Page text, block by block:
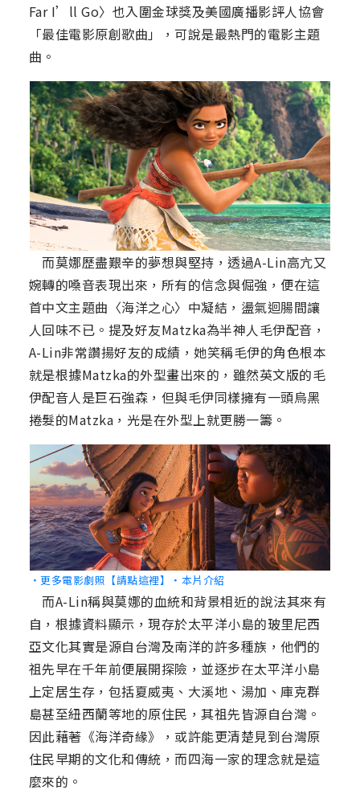
Far I’ll Go〉也入圍金球獎及美國廣播影評人協會
「最佳電影原創歌曲」，可說是最熱門的電影主題
曲。
而莫娜歷盡艱辛的夢想與堅持，透過A-Lin高亢又
婉轉的嗓音表現出來，所有的信念與倔強，便在這
首中文主題曲〈海洋之心〉中凝結，盪氣迴腸間讓
人回味不已。提及好友Matzka為半神人毛伊配音，
A-Lin非常讚揚好友的成績，她笑稱毛伊的角色根本
就是根據Matzka的外型畫出來的，雖然英文版的毛
伊配音人是巨石強森，但與毛伊同樣擁有一頭烏黑
捲髮的Matzka，光是在外型上就更勝一籌。
‧更多電影劇照【請點這裡】 ‧本片介紹
而A-Lin稱與莫娜的血統和背景相近的說法其來有
自，根據資料顯示，現存於太平洋小島的玻里尼西
亞文化其實是源自台灣及南洋的許多種族，他們的
祖先早在千年前便展開探險，並逐步在太平洋小島
上定居生存，包括夏威夷、大溪地、湯加、庫克群
島甚至紐西蘭等地的原住民，其祖先皆源自台灣。
因此藉著《海洋奇緣》，或許能更清楚見到台灣原
住民早期的文化和傳統，而四海一家的理念就是這
麼來的。